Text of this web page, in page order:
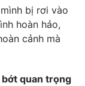
bị rơi vào
hoàn hảo,
cảnh mà
quan trọng